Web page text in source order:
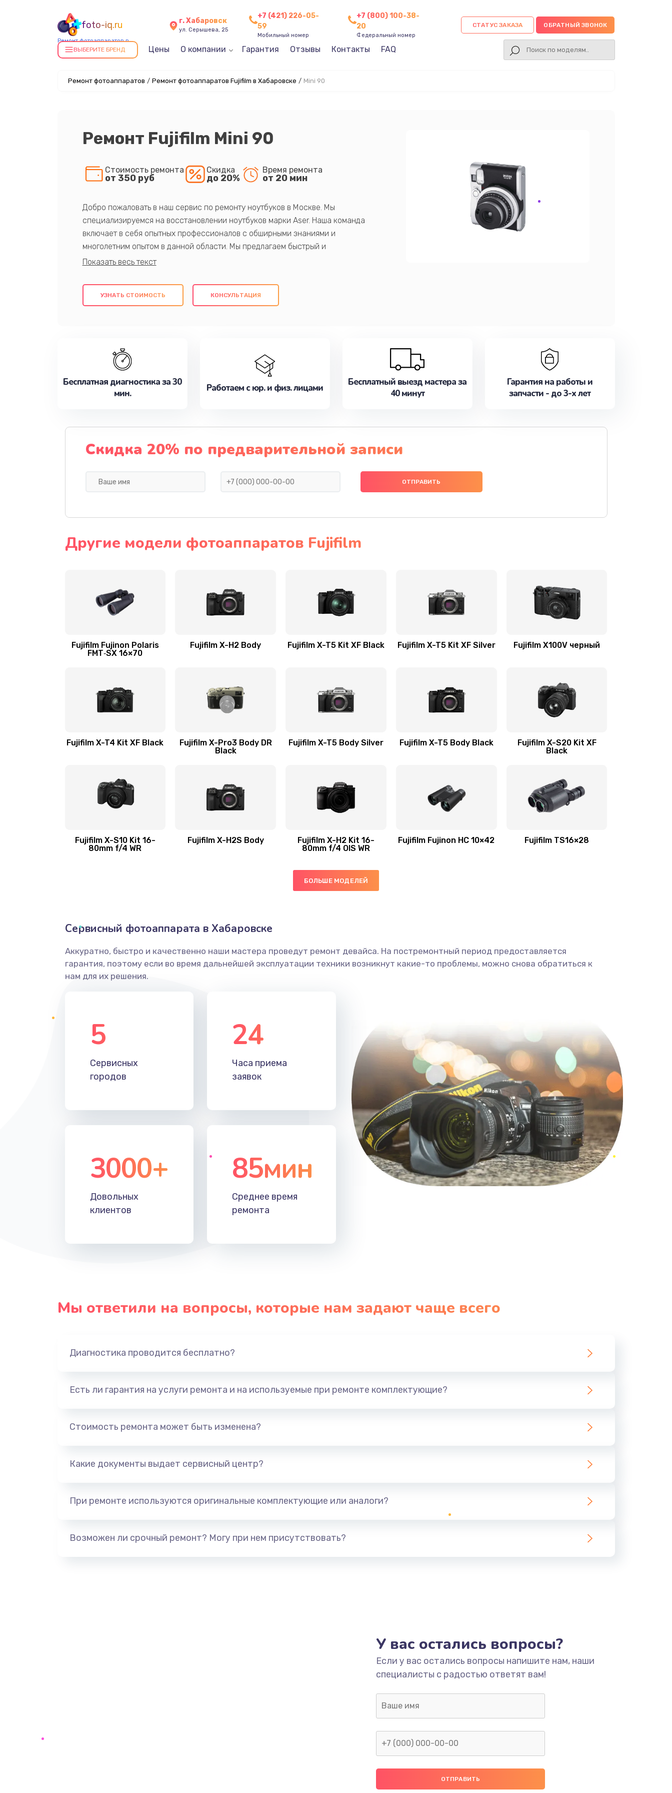
foto-iq.ru
Ремонт фотоаппаратов в
Хабаровске
г. Хабаровск
ул. Серышева, 25
+7 (421) 226-05-
59
Мобильный номер
+7 (800) 100-38-
20
Федеральный номер
СТАТУС ЗАКАЗА ОБРАТНЫЙ ЗВОНОК
ВЫБЕРИТЕ БРЕНД Цены О компании Гарантия Отзывы Контакты FAQ
Ремонт фотоаппаратов / Ремонт фотоаппаратов Fujifilm в Хабаровске / Mini 90
Ремонт Fujifilm Mini 90
Стоимость ремонта
от 350 руб
Скидка
до 20%
Время ремонта
от 20 мин
Добро пожаловать в наш сервис по ремонту ноутбуков в Москве. Мы
специализируемся на восстановлении ноутбуков марки Aser. Наша команда
включает в себя опытных профессионалов с обширными знаниями и
многолетним опытом в данной области. Мы предлагаем быстрый и
качественный ремонт с использованием оригинальных компонентов, а также
клиентам надежное и профессиональное обслуживание, удовлетворяя их
потребности наилучшим образом. Не медлите записаться на ремонт уже
УЗНАТЬ СТОИМОСТЬ КОНСУЛЬТАЦИЯ
Бесплатная диагностика за 30
мин.
Работаем с юр. и физ. лицами
Бесплатный выезд мастера за
40 минут
Гарантия на работы и
запчасти - до 3-х лет
Скидка 20% по предварительной записи
Другие модели фотоаппаратов Fujifilm
Fujifilm Fujinon Polaris
FMT‑SX 16×70
Fujifilm X-H2 Body Fujifilm X-T5 Kit XF Black Fujifilm X-T5 Kit XF Silver Fujifilm X100V черный
Fujifilm X-T4 Kit XF Black
Fujifilm X-Pro3 Body DR
Black
Fujifilm X-T5 Body Silver Fujifilm X-T5 Body Black
Fujifilm X-S20 Kit XF
Black
Fujifilm X-S10 Kit 16-
80mm f/4 WR
Fujifilm X-H2S Body
Fujifilm X-H2 Kit 16-
80mm f/4 OIS WR
Fujifilm Fujinon HC 10×42 Fujifilm TS16×28
БОЛЬШЕ МОДЕЛЕЙ
Сервисный фотоаппарата в Хабаровске
Аккуратно, быстро и качественно наши мастера проведут ремонт девайса. На постремонтный период предоставляется
гарантия, поэтому если во время дальнейшей эксплуатации техники возникнут какие-то проблемы, можно снова обратиться к
нам для их решения.
5
Сервисных
городов
24
Часа приема
заявок
3000+
Довольных
клиентов
85мин
Среднее время
ремонта
Мы ответили на вопросы, которые нам задают чаще всего
Диагностика проводится бесплатно?
Есть ли гарантия на услуги ремонта и на используемые при ремонте комплектующие?
Стоимость ремонта может быть изменена?
Какие документы выдает сервисный центр?
При ремонте используются оригинальные комплектующие или аналоги?
Возможен ли срочный ремонт? Могу при нем присутствовать?
У вас остались вопросы?
Если у вас остались вопросы напишите нам, наши
специалисты с радостью ответят вам!